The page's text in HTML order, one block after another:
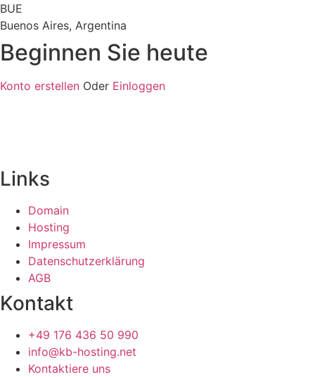
BUE
Buenos Aires, Argentina
Beginnen Sie heute
Konto erstellen Oder Einloggen
Links
Domain
Hosting
Impressum
Datenschutzerklärung
AGB
Kontakt
+49 176 436 50 990
info@kb-hosting.net
Kontaktiere uns